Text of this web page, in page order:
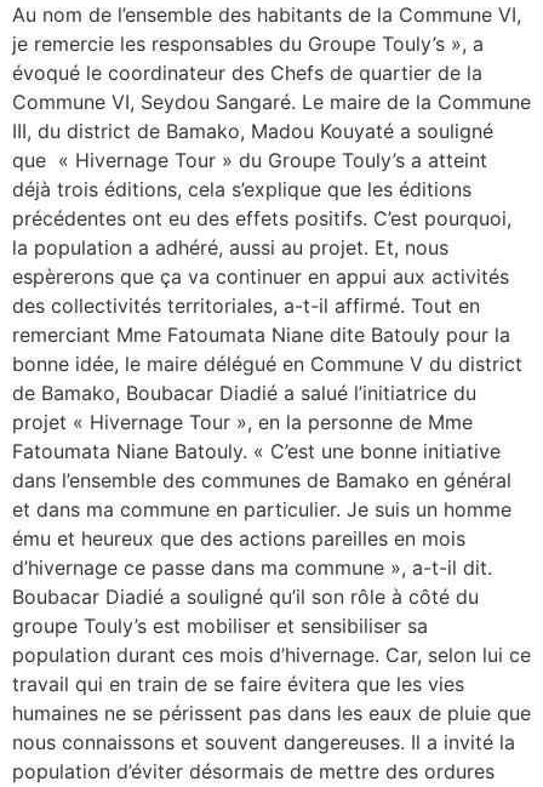
Au nom de l’ensemble des habitants de la Commune VI,
je remercie les responsables du Groupe Touly’s », a
évoqué le coordinateur des Chefs de quartier de la
Commune VI, Seydou Sangaré. Le maire de la Commune
III, du district de Bamako, Madou Kouyaté a souligné
que « Hivernage Tour » du Groupe Touly’s a atteint
déjà trois éditions, cela s’explique que les éditions
précédentes ont eu des effets positifs. C’est pourquoi,
la population a adhéré, aussi au projet. Et, nous
espèrerons que ça va continuer en appui aux activités
des collectivités territoriales, a-t-il affirmé. Tout en
remerciant Mme Fatoumata Niane dite Batouly pour la
bonne idée, le maire délégué en Commune V du district
de Bamako, Boubacar Diadié a salué l’initiatrice du
projet « Hivernage Tour », en la personne de Mme
Fatoumata Niane Batouly. « C’est une bonne initiative
dans l’ensemble des communes de Bamako en général
et dans ma commune en particulier. Je suis un homme
ému et heureux que des actions pareilles en mois
d’hivernage ce passe dans ma commune », a-t-il dit.
Boubacar Diadié a souligné qu’il son rôle à côté du
groupe Touly’s est mobiliser et sensibiliser sa
population durant ces mois d’hivernage. Car, selon lui ce
travail qui en train de se faire évitera que les vies
humaines ne se périssent pas dans les eaux de pluie que
nous connaissons et souvent dangereuses. Il a invité la
population d’éviter désormais de mettre des ordures